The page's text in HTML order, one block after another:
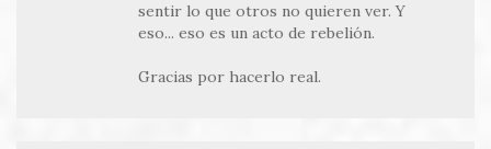
sentir lo que otros no quieren ver. Y
eso... eso es un acto de rebelión.
Gracias por hacerlo real.